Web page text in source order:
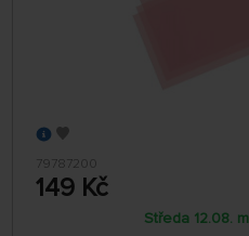
79787200
149 Kč
Středa 12.08.